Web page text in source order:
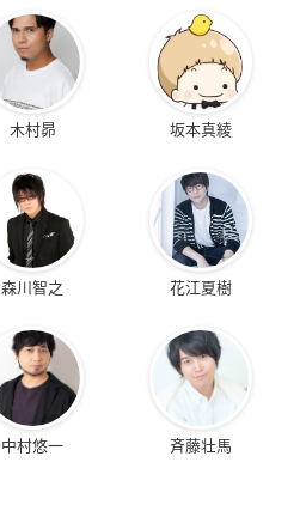
木村昴 坂本真綾
森川智之 花江夏樹
中村悠一 斉藤壮馬